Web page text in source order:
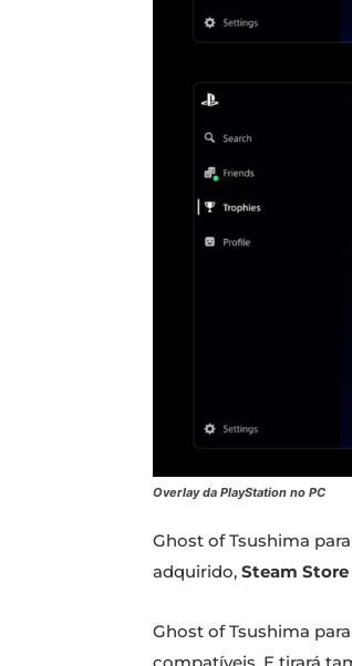
Overlay da PlayStation no PC
Ghost of Tsushima
adquirido, Steam Store
Ghost of Tsushima